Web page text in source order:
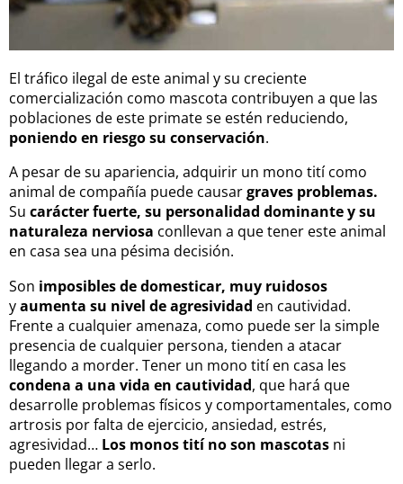
El tráfico ilegal de este animal y su creciente
comercialización como mascota contribuyen a que las
poblaciones de este primate se estén reduciendo,
poniendo en riesgo su conservación.
A pesar de su apariencia, adquirir un mono tití como
animal de compañía puede causargraves problemas.
Su carácter fuerte, su personalidad dominante y su
naturaleza nerviosa conllevan a que tener este animal
en casa sea una pésima decisión.
Son imposibles de domesticar, muy ruidosos
yaumenta su nivel de agresividad en cautividad.
Frente a cualquier amenaza, como puede ser la simple
presencia de cualquier persona, tienden a atacar
llegando a morder. Tener un mono tití en casa les
condena a una vida en cautividad, que hará que
desarrolle problemas físicos y comportamentales, como
artrosis por falta de ejercicio, ansiedad, estrés,
agresividad… Los monos tití no son mascotas ni
pueden llegar a serlo.